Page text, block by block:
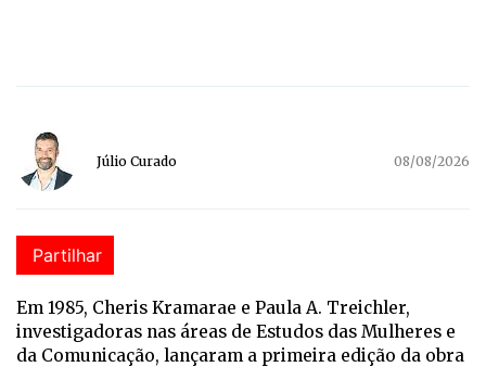
Júlio Curado 08/08/2026
Partilhar
Em 1985, Cheris Kramarae e Paula A. Treichler,
investigadoras nas áreas de Estudos das Mulheres e
da Comunicação, lançaram a primeira edição da obra